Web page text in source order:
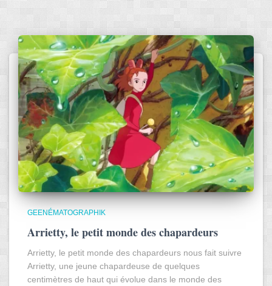
GEENÉMATOGRAPHIK
Arrietty, le petit monde des chapardeurs
Arrietty, le petit monde des chapardeurs nous fait suivre
Arrietty, une jeune chapardeuse de quelques
centimètres de haut qui évolue dans le monde des